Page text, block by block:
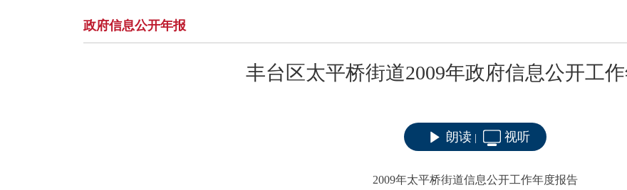
政府信息公开年报
丰台区太平桥街道2009年政府信息公开工
朗读 视听
2009年太平桥街道信息公开工作年度报告